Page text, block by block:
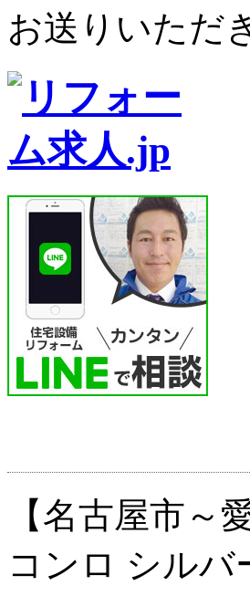
お送りいただ
【名古屋市～
コンロ シルバ